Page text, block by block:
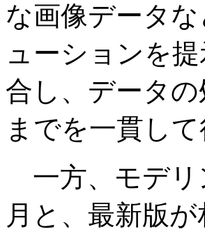
な画像データ
ューションを
合し、データ
までを一貫し
一方、モデリ
月と、最新版